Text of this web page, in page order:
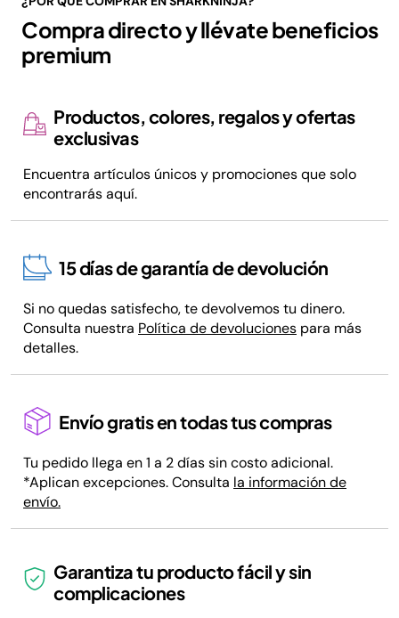
Compra directo y llévate beneficios
premium
Productos, colores, regalos y ofertas
exclusivas
Encuentra artículos únicos y promociones que solo
encontrarás aquí.
15 días de garantía de devolución
Si no quedas satisfecho, te devolvemos tu dinero.
Consulta nuestra Política de devoluciones para más
detalles.
Envío gratis en todas tus compras
Tu pedido llega en 1 a 2 días sin costo adicional.
*Aplican excepciones. Consulta la información de
envío.
Garantiza tu producto fácil y sin
complicaciones